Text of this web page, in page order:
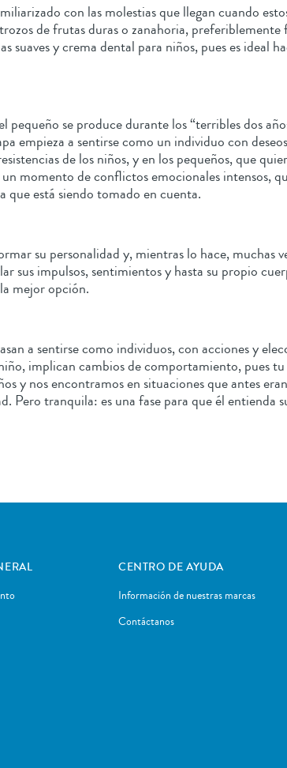
con las molestias que llegan cuando
de frutas duras o zanahoria,
suaves y crema dental para niños, pues es ideal
se produce durante los “terribles dos
empieza a sentirse como un individuo con
de los niños, y en los pequeños, que
un momento de conflictos emocionales intensos,
que está siendo tomado en cuenta.
su personalidad y, mientras lo hace, muchas
sus impulsos, sentimientos y hasta su propio
mejor opción.
a sentirse como individuos, con acciones y
implican cambios de comportamiento, pues
y nos encontramos en situaciones que antes
Pero tranquila: es una fase para que él entienda
CENTRO DE AYUDA
Información de nuestras marcas
Contáctanos